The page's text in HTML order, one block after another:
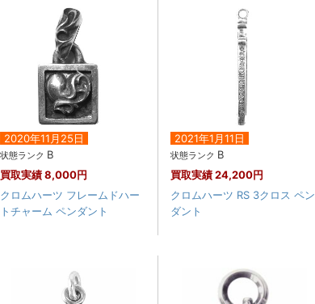
2020年11月25日
状態ランク B
買取実績8,000円
クロムハーツ フレームドハー
トチャーム ペンダント
2021年1月11日
状態ランク B
買取実績24,200円
クロムハーツ RS 3クロス ペン
ダント